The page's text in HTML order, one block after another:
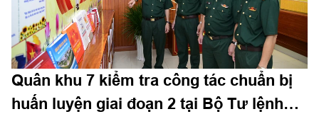
Quân khu 7 kiểm tra công tác chuẩn bị
huấn luyện giai đoạn 2 tại Bộ Tư lệnh